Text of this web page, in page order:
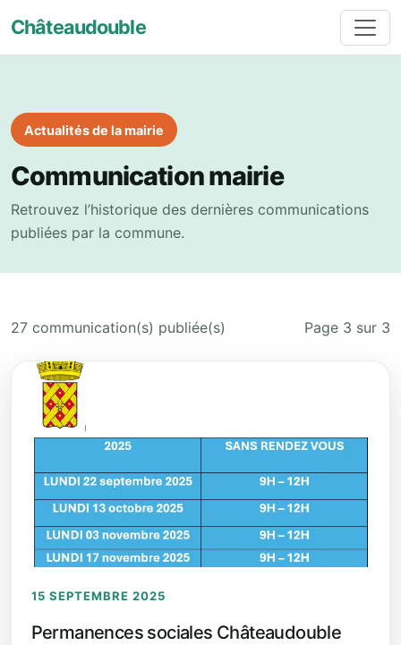
Châteaudouble
Actualités de la mairie
Communication mairie
Retrouvez l’historique des dernières communications
publiées par la commune.
27 communication(s) publiée(s) Page 3 sur 3
15 SEPTEMBRE 2025
Permanences sociales Châteaudouble